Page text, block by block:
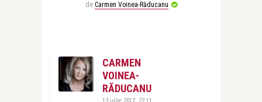
de Carmen Voinea-Răducanu
CARMEN
VOINEA-
RĂDUCANU